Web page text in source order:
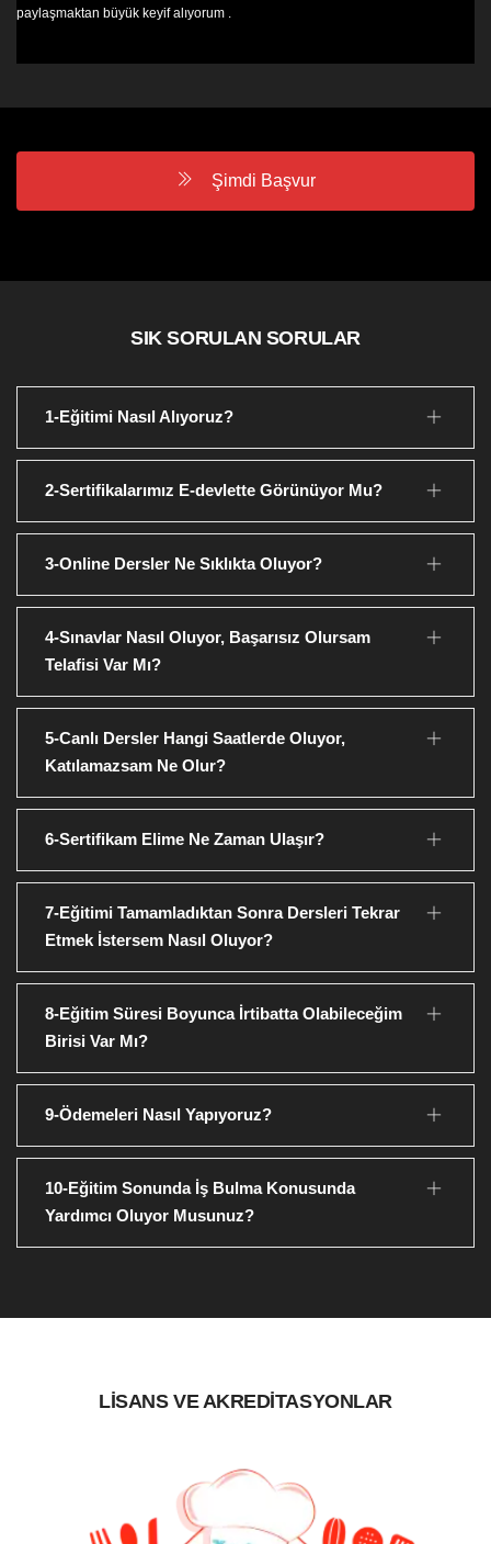
paylaşmaktan büyük keyif alıyorum .
Şimdi Başvur
SIK SORULAN SORULAR
1-Eğitimi Nasıl Alıyoruz?
2-Sertifikalarımız E-devlette Görünüyor Mu?
3-Online Dersler Ne Sıklıkta Oluyor?
4-Sınavlar Nasıl Oluyor, Başarısız Olursam
Telafisi Var Mı?
5-Canlı Dersler Hangi Saatlerde Oluyor,
Katılamazsam Ne Olur?
6-Sertifikam Elime Ne Zaman Ulaşır?
7-Eğitimi Tamamladıktan Sonra Dersleri Tekrar
Etmek İstersem Nasıl Oluyor?
8-Eğitim Süresi Boyunca İrtibatta Olabileceğim
Birisi Var Mı?
9-Ödemeleri Nasıl Yapıyoruz?
10-Eğitim Sonunda İş Bulma Konusunda
Yardımcı Oluyor Musunuz?
LİSANS VE AKREDİTASYONLAR